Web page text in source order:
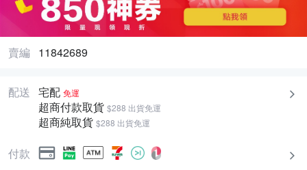
賣編 11842689
配送 宅配 免運
超商付款取貨 $288 出貨免運
超商純取貨 $288 出貨免運
付款